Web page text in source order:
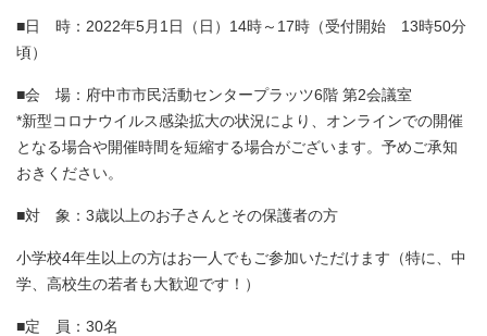
■日 時：2022年5月1日（日）14時～17時（受付開始 13時50分
頃）
■会 場：府中市市民活動センタープラッツ6階 第2会議室
*新型コロナウイルス感染拡大の状況により、オンラインでの開催
となる場合や開催時間を短縮する場合がございます。予めご承知
おきください。
■対 象：3歳以上のお子さんとその保護者の方
小学校4年生以上の方はお一人でもご参加いただけます（特に、中
学、高校生の若者も大歓迎です！）
■定 員：30名